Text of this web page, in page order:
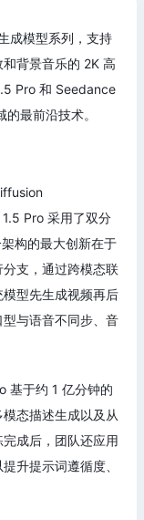
成模型系列，支持
背景音乐的 2K 高
Pro 和 Seedance
最前沿技术。
Pro 采用了双分
构的最大创新在于
支，通过跨模态联
型先生成视频再后
与语音不同步、音
基于约 1 亿分钟的
态描述生成以及从
成后，团队还应用
升提示词遵循度、